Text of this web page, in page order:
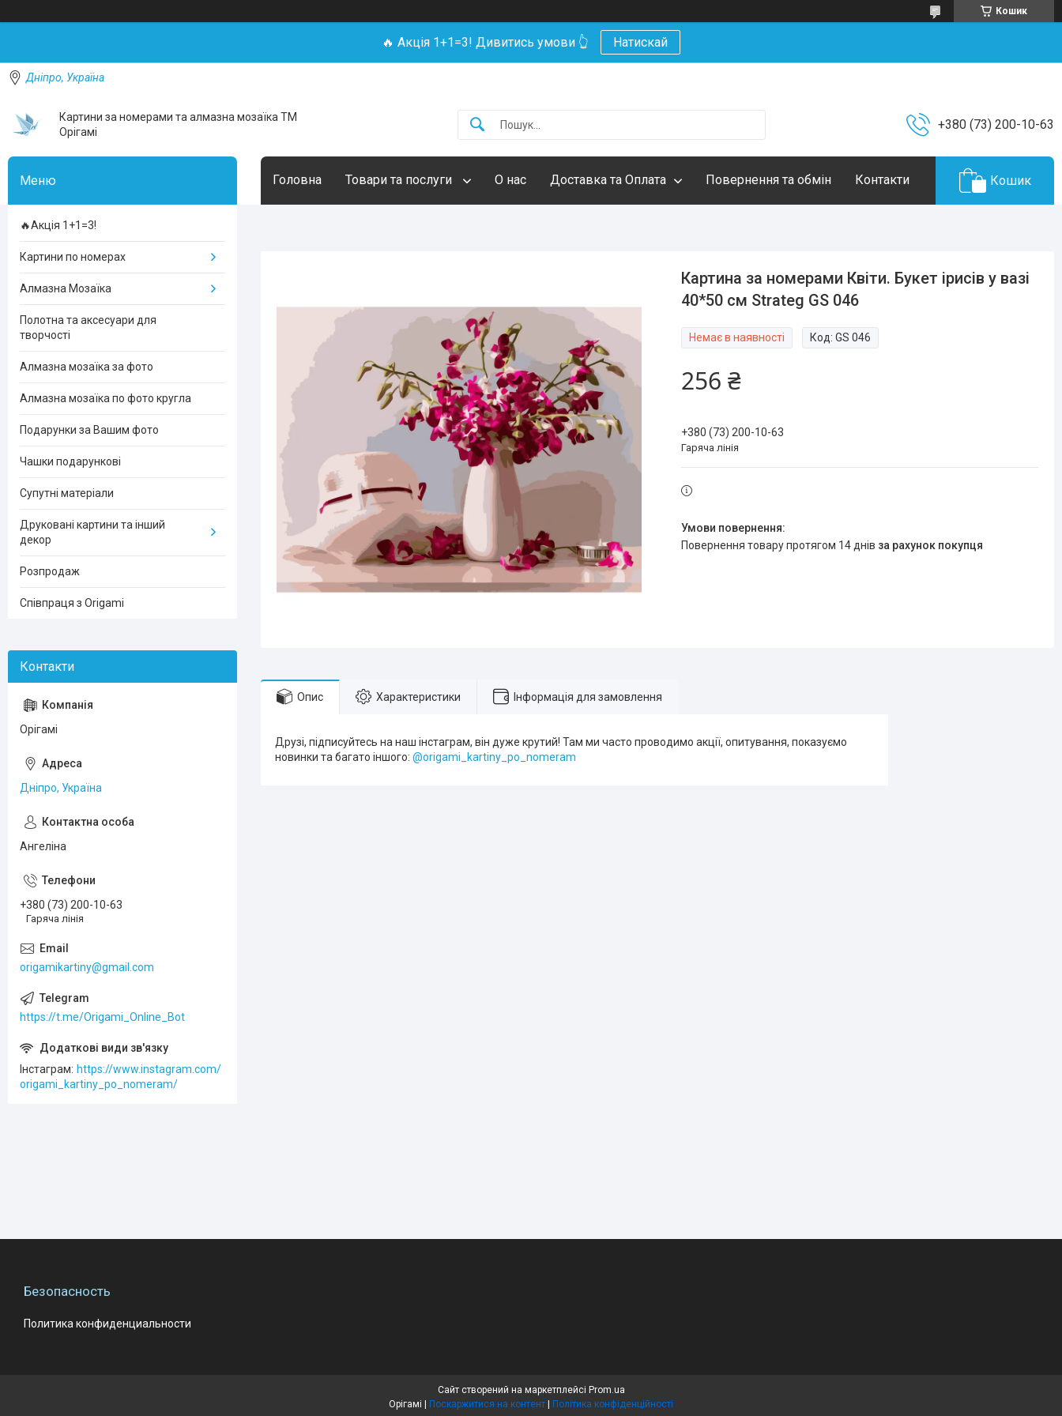
Кошик
🔥 Акція 1+1=3! Дивитись умови 👆 Натискай
Дніпро, Україна
Картини за номерами та алмазна мозаїка ТМ
Орігамі
+380 (73) 200-10-63
Головна Товари та послуги О нас Доставка та Оплата Повернення та обмін Контакти Кошик
Картина за номерами Квіти. Букет ірисів у вазі
40*50 см Strateg GS 046
Немає в наявності Код:GS 046
256 ₴
+380 (73) 200-10-63
Гаряча лінія
повернення товару протягом 14 днів за рахунок покупця
Опис Характеристики Інформація для замовлення
Друзі, підписуйтесь на наш інстаграм, він дуже крутий! Там ми часто проводимо акції, опитування, показуємо
новинки та багато іншого: @origami_kartiny_po_nomeram
🔥Акція 1+1=3!
Картини по номерах
Алмазна Мозаїка
Полотна та аксесуари для
творчості
Алмазна мозаїка за фото
Алмазна мозаїка по фото кругла
Подарунки за Вашим фото
Чашки подарункові
Супутні матеріали
Друковані картини та інший
декор
Розпродаж
Співпраця з Origami
Орігамі
Дніпро, Україна
Ангеліна
+380 (73) 200-10-63
Гаряча лінія
origamikartiny@gmail.com
https://t.me/Origami_Online_Bot
Інстаграм
https://www.instagram.com/
origami_kartiny_po_nomeram/
Безопасность
Политика конфиденциальности
Сайт створений на маркетплейсі Prom.ua
Поскаржитися на контент Політика конфіденційності